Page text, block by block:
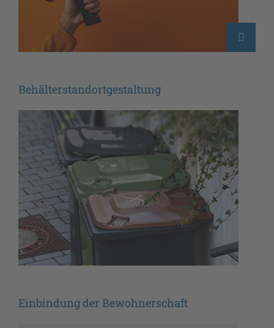
Behälterstandortgestaltung
Einbindung der Bewohnerschaft